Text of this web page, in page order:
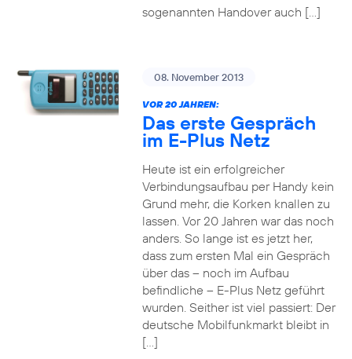
sogenannten Handover auch […]
08. November 2013
VOR 20 JAHREN:
Das erste Gespräch
im E-Plus Netz
Heute ist ein erfolgreicher
Verbindungsaufbau per Handy kein
Grund mehr, die Korken knallen zu
lassen. Vor 20 Jahren war das noch
anders. So lange ist es jetzt her,
dass zum ersten Mal ein Gespräch
über das – noch im Aufbau
befindliche – E-Plus Netz geführt
wurden. Seither ist viel passiert: Der
deutsche Mobilfunkmarkt bleibt in
[…]